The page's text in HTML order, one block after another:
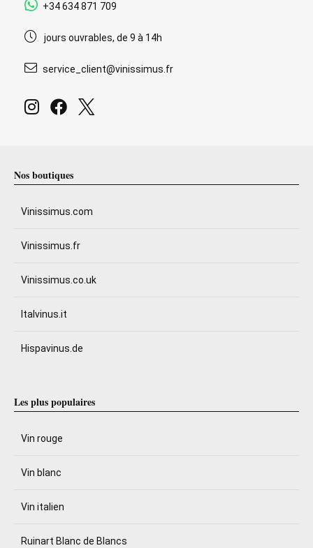
+34 634 871 709
jours ouvrables, de 9 à 14h
service_client@vinissimus.fr
Nos boutiques
Vinissimus.com
Vinissimus.fr
Vinissimus.co.uk
Italvinus.it
Hispavinus.de
Les plus populaires
Vin rouge
Vin blanc
Vin italien
Ruinart Blanc de Blancs